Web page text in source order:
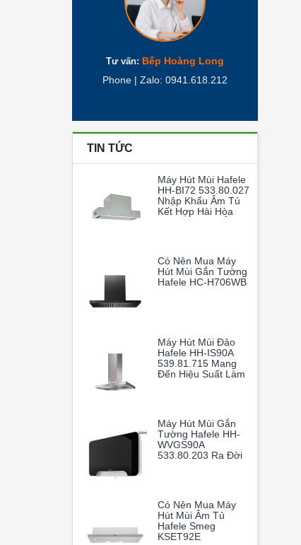
Tư vấn: Bếp Hoàng Long
Phone | Zalo: 0941.618.212
TIN TỨC
Máy Hút Mùi Hafele
HH-BI72 533.80.027
Nhập Khẩu Âm Tủ
Kết Hợp Hài Hòa
Có Nên Mua Máy
Hút Mùi Gắn Tường
Hafele HC-H706WB
Máy Hút Mùi Đảo
Hafele HH-IS90A
539.81.715 Mang
Đến Hiệu Suất Làm
Luôn Thoáng Mát
Và Trong Lành.
Máy Hút Mùi Gắn
Tường Hafele HH-
WVGS90A
533.80.203 Ra Đời
Có Nên Mua Máy
Hút Mùi Âm Tủ
Hafele Smeg
KSET92E